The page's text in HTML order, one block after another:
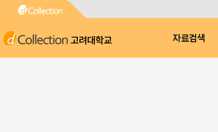
고려대학교 자료검색